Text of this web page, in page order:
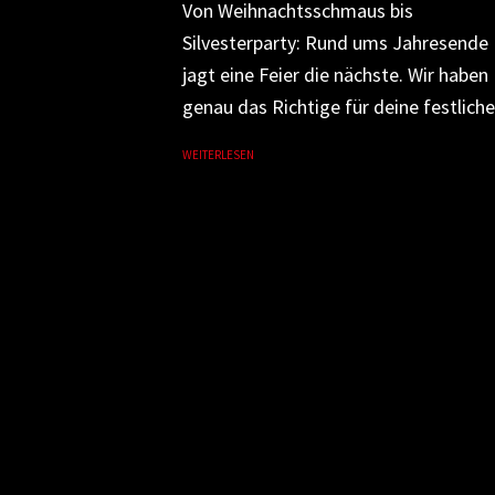
Von Weihnachtsschmaus bis
Silvesterparty: Rund ums Jahresende
jagt eine Feier die nächste. Wir haben
genau das Richtige für deine
WEITERLESEN